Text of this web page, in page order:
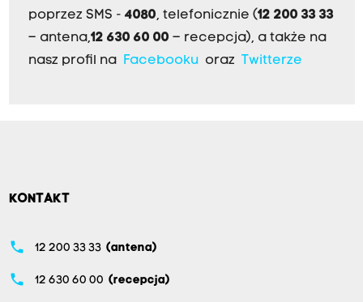
poprzez SMS - 4080, telefonicznie (12 200 33 33
– antena,12 630 60 00 – recepcja), a także na
nasz profil na
Facebookuoraz Twitterze
KONTAKT
phone 12 200 33 33 (antena)
phone 12 630 60 00 (recepcja)